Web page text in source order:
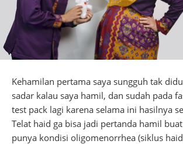
Kehamilan pertama saya sungguh tak
sadar kalau saya hamil, dan sudah pada
test pack lagi karena selama ini hasilnya
Telat haid ga bisa jadi pertanda hamil
punya kondisi oligomenorrhea (siklus